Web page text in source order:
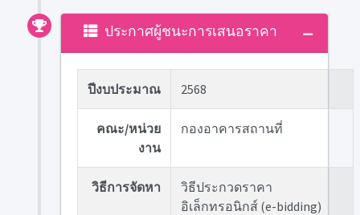
ประกาศผู้ชนะการเสนอราคา
ปีงบประมาณ 2568
คณะ/หน่วย
งาน
กองอาคารสถานที่
วิธีการจัดหา
วิธีประกวดราคา
อิเล็กทรอนิกส์ (e-bidding)